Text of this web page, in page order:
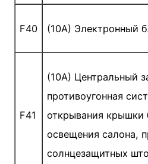
F40 (10A) Электронный
F41
(10A) Центральный
противоугонная
открывания крышки
освещения салона,
солнцезащитных